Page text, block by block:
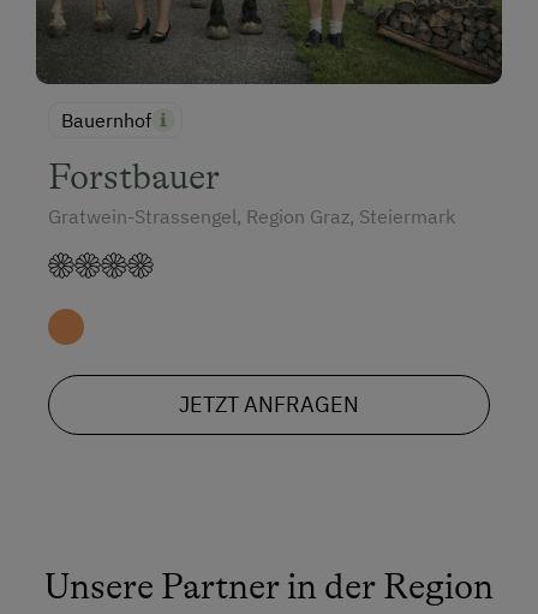
Bauernhof
Forstbauer
Gratwein-Strassengel, Region Graz, Steiermark
JETZT ANFRAGEN
Unsere Partner in der Region